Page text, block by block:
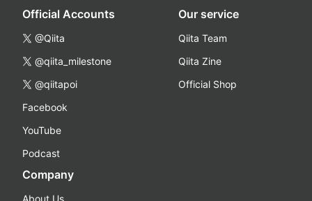
Official Accounts
@Qiita
@qiita_milestone
@qiitapoi
Facebook
YouTube
Podcast
Our service
Qiita Team
Qiita Zine
Official Shop
Company
About Us